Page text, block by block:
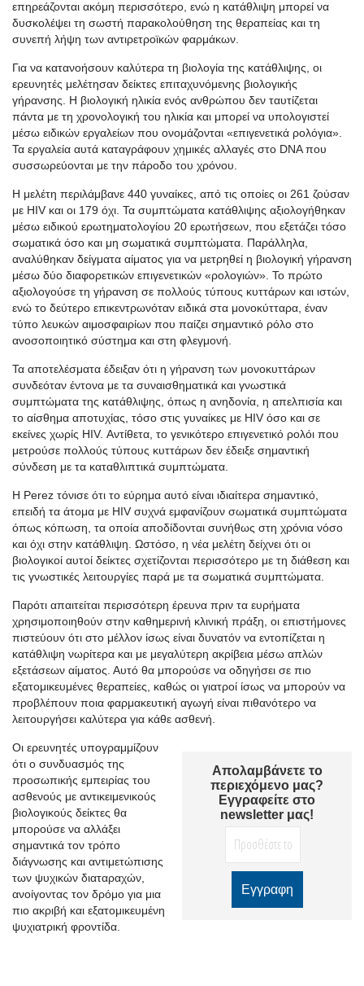
επηρεάζονται ακόμη περισσότερο, ενώ η κατάθλιψη μπορεί να
δυσκολέψει τη σωστή παρακολούθηση της θεραπείας και τη
συνεπή λήψη των αντιρετροϊκών φαρμάκων.
Για να κατανοήσουν καλύτερα τη βιολογία της κατάθλιψης, οι
ερευνητές μελέτησαν δείκτες επιταχυνόμενης βιολογικής
γήρανσης. Η βιολογική ηλικία ενός ανθρώπου δεν ταυτίζεται
πάντα με τη χρονολογική του ηλικία και μπορεί να υπολογιστεί
μέσω ειδικών εργαλείων που ονομάζονται «επιγενετικά ρολόγια».
Τα εργαλεία αυτά καταγράφουν χημικές αλλαγές στο DNA που
συσσωρεύονται με την πάροδο του χρόνου.
Η μελέτη περιλάμβανε 440 γυναίκες, από τις οποίες οι 261 ζούσαν
με HIV και οι 179 όχι. Τα συμπτώματα κατάθλιψης αξιολογήθηκαν
μέσω ειδικού ερωτηματολογίου 20 ερωτήσεων, που εξετάζει τόσο
σωματικά όσο και μη σωματικά συμπτώματα. Παράλληλα,
αναλύθηκαν δείγματα αίματος για να μετρηθεί η βιολογική γήρανση
μέσω δύο διαφορετικών επιγενετικών «ρολογιών». Το πρώτο
αξιολογούσε τη γήρανση σε πολλούς τύπους κυττάρων και ιστών,
ενώ το δεύτερο επικεντρωνόταν ειδικά στα μονοκύτταρα, έναν
τύπο λευκών αιμοσφαιρίων που παίζει σημαντικό ρόλο στο
ανοσοποιητικό σύστημα και στη φλεγμονή.
Τα αποτελέσματα έδειξαν ότι η γήρανση των μονοκυττάρων
συνδεόταν έντονα με τα συναισθηματικά και γνωστικά
συμπτώματα της κατάθλιψης, όπως η ανηδονία, η απελπισία και
το αίσθημα αποτυχίας, τόσο στις γυναίκες με HIV όσο και σε
εκείνες χωρίς HIV. Αντίθετα, το γενικότερο επιγενετικό ρολόι που
μετρούσε πολλούς τύπους κυττάρων δεν έδειξε σημαντική
σύνδεση με τα καταθλιπτικά συμπτώματα.
Η Perez τόνισε ότι το εύρημα αυτό είναι ιδιαίτερα σημαντικό,
επειδή τα άτομα με HIV συχνά εμφανίζουν σωματικά συμπτώματα
όπως κόπωση, τα οποία αποδίδονται συνήθως στη χρόνια νόσο
και όχι στην κατάθλιψη. Ωστόσο, η νέα μελέτη δείχνει ότι οι
βιολογικοί αυτοί δείκτες σχετίζονται περισσότερο με τη διάθεση και
τις γνωστικές λειτουργίες παρά με τα σωματικά συμπτώματα.
Παρότι απαιτείται περισσότερη έρευνα πριν τα ευρήματα
χρησιμοποιηθούν στην καθημερινή κλινική πράξη, οι επιστήμονες
πιστεύουν ότι στο μέλλον ίσως είναι δυνατόν να εντοπίζεται η
κατάθλιψη νωρίτερα και με μεγαλύτερη ακρίβεια μέσω απλών
εξετάσεων αίματος. Αυτό θα μπορούσε να οδηγήσει σε πιο
εξατομικευμένες θεραπείες, καθώς οι γιατροί ίσως να μπορούν να
προβλέπουν ποια φαρμακευτική αγωγή είναι πιθανότερο να
λειτουργήσει καλύτερα για κάθε ασθενή.
Απολαμβάνετε το
περιεχόμενο μας?
Εγγραφείτε στο
newsletter μας!
Οι ερευνητές υπογραμμίζουν
ότι ο συνδυασμός της
προσωπικής εμπειρίας του
ασθενούς με αντικειμενικούς
βιολογικούς δείκτες θα
μπορούσε να αλλάξει
σημαντικά τον τρόπο
διάγνωσης και αντιμετώπισης
των ψυχικών διαταραχών,
ανοίγοντας τον δρόμο για μια
πιο ακριβή και εξατομικευμένη
ψυχιατρική φροντίδα.